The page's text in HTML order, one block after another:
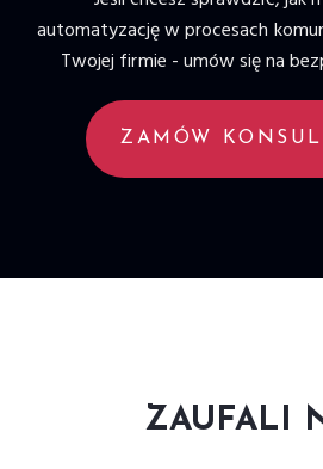
automatyzację w procesach
Twojej firmie - umów się na
ZAMÓW
ZAUFALI